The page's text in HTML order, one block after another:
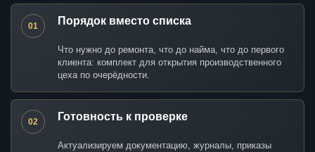
01 Порядок вместо списка
Что нужно до ремонта, что до найма, что до первого
клиента: комплект для открытия производственного
цеха по очерёдности.
02 Готовность к проверке
Актуализируем документацию, журналы, приказы